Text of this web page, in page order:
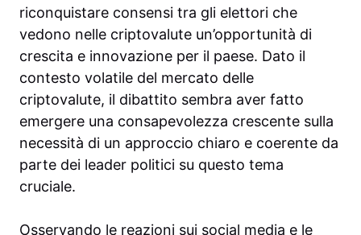
riconquistare consensi tra gli elettori che
vedono nelle criptovalute un’opportunità di
crescita e innovazione per il paese. Dato il
contesto volatile del mercato delle
criptovalute, il dibattito sembra aver fatto
emergere una consapevolezza crescente sulla
necessità di un approccio chiaro e coerente da
parte dei leader politici su questo tema
cruciale.
Osservando le reazioni sui social media e le